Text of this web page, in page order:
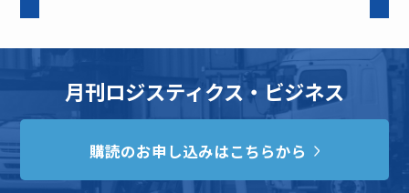
月刊ロジスティクス・ビジネス
購読のお申し込みはこちらから